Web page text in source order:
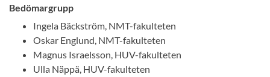
Bedömargrupp
Ingela Bäckström, NMT-fakulteten
Oskar Englund, NMT-fakulteten
Magnus Israelsson, HUV-fakulteten
Ulla Näppä, HUV-fakulteten